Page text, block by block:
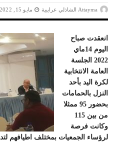
Attayma الشاذلي عرايبية مايو 15, 2022
انعقدت صباح
اليوم 14ماي
2022 الجلسة
العامة الانتخابية
لكرة اليد بأحد
النزل بالحمامات
بحضور 95 ممثلا
وكانت فرصة
لرؤساء الجمعيات بمختلف اطيافهم